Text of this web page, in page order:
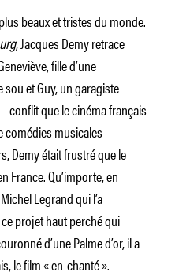
beaux et tristes du monde.
, Jacques Demy retrace
fille d’une
et Guy, un garagiste
conflit que le cinéma français
comédies musicales
Demy était frustré que le
France. Qu’importe, en
Legrand qui l’a
projet haut perché qui
d’une Palme d’or, il a
le film « en-chanté ».